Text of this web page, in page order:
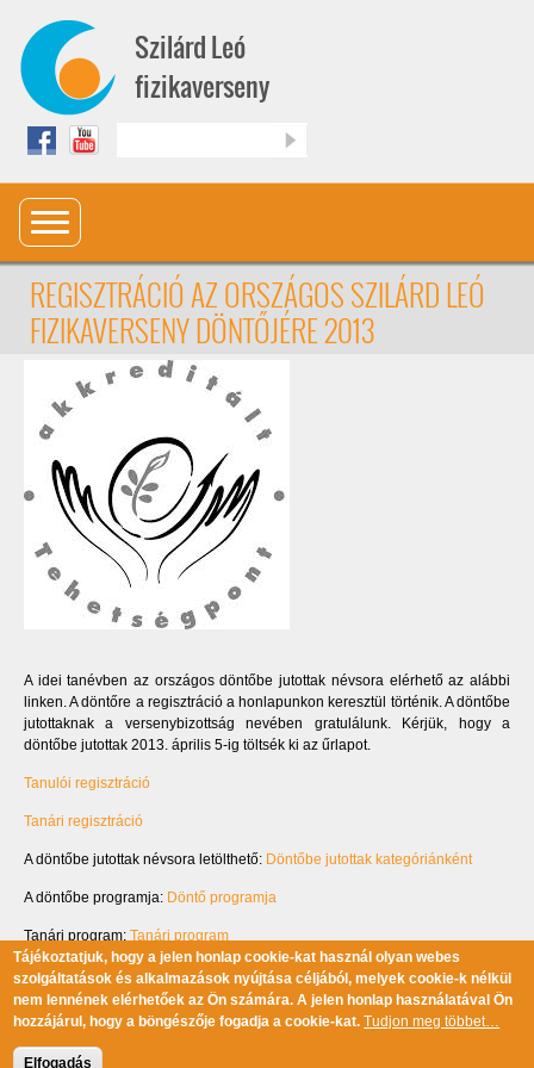
Szilárd Leó
fizikaverseny
REGISZTRÁCIÓ AZ ORSZÁGOS SZILÁRD LEÓ
FIZIKAVERSENY DÖNTŐJÉRE 2013
A idei tanévben az országos döntőbe jutottak névsora elérhető az alábbi
linken. A döntőre a regisztráció a honlapunkon keresztül történik. A döntőbe
jutottaknak a versenybizottság nevében gratulálunk. Kérjük, hogy a
döntőbe jutottak 2013. április 5-ig töltsék ki az űrlapot.
Tanulói regisztráció
Tanári regisztráció
A döntőbe jutottak névsora letölthető: Döntőbe jutottak kategóriánként
A döntőbe programja: Döntő programja
Tanári program: Tanári program
Minden jog fenntartva © 2017 Szilárd Leó Tehetséggondozó Alapítvány |
Tájékoztatjuk, hogy a jelen honlap cookie-kat használ olyan webes
szolgáltatások és alkalmazások nyújtása céljából, melyek cookie-k nélkül
nem lennének elérhetőek az Ön számára. A jelen honlap használatával Ön
hozzájárul, hogy a böngészője fogadja a cookie-kat. Tudjon meg többet…
Elfogadás